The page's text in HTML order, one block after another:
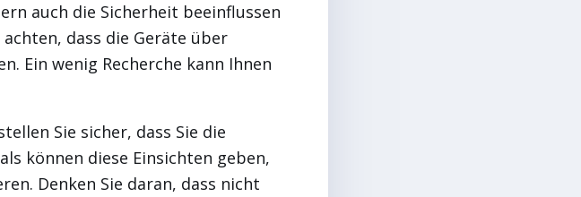
auch die Sicherheit beeinflussen
dass die Geräte über
Ein wenig Recherche kann Ihnen
Sie sicher, dass Sie die
können diese Einsichten geben,
Denken Sie daran, dass nicht